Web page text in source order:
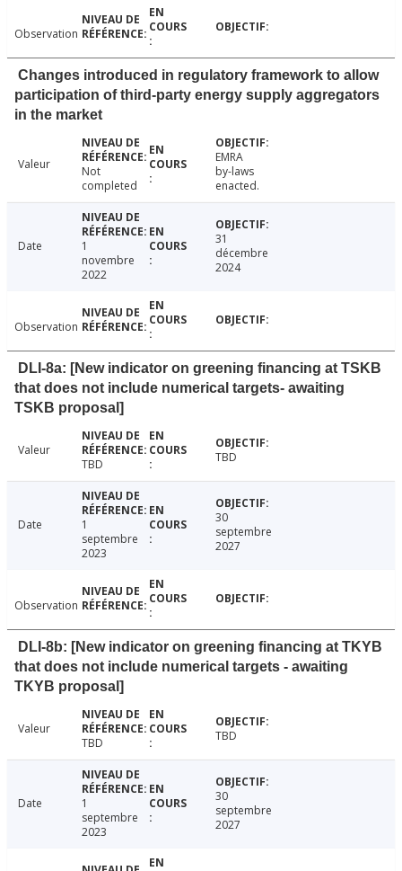
Observation
Changes introduced in regulatory framework to allow
participation of third-party energy supply aggregators
in the market
Valeur
Not
completed
EMRA
by-laws
enacted.
Date
1
novembre
2022
31
décembre
2024
Observation
DLI-8a: [New indicator on greening financing at TSKB
that does not include numerical targets- awaiting
TSKB proposal]
Valeur
TBD
TBD
Date
1
septembre
2023
30
septembre
2027
Observation
DLI-8b: [New indicator on greening financing at TKYB
that does not include numerical targets - awaiting
TKYB proposal]
Valeur
TBD
TBD
Date
1
septembre
2023
30
septembre
2027